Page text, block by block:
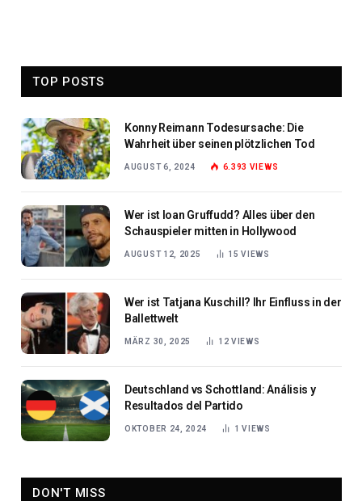
TOP POSTS
Konny Reimann Todesursache: Die
Wahrheit über seinen plötzlichen Tod
AUGUST 6, 2024 6.393 VIEWS
Wer ist Ioan Gruffudd? Alles über den
Schauspieler mitten in Hollywood
AUGUST 12, 2025 15VIEWS
Wer ist Tatjana Kuschill? Ihr Einfluss in der
Ballettwelt
MÄRZ 30, 2025 12 VIEWS
Deutschland vs Schottland: Análisis y
Resultados del Partido
OKTOBER 24, 2024 1VIEWS
DON'T MISS